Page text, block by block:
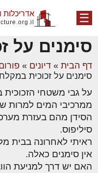
☰ אדריכלות
סימנים על
דף הבית » דיונים »
סימנים על זכוכית
על גבי משטחי הזכוכית
ממרכיבי המים למרות
הסידן מהם בעזרת
סיליפוס.
ראיתי לאחרונה בבית
אין סימנים כאלה.
האם יש דרך למניעת